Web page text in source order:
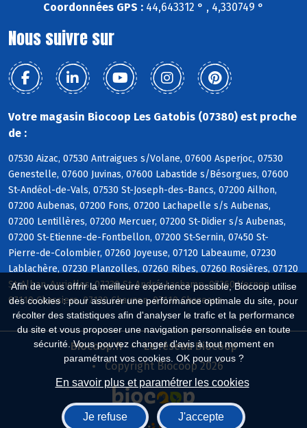
Afin de vous offrir la meilleure expérience possible, Biocoop utilise
des cookies : pour assurer une performance optimale du site, pour
récolter des statistiques afin d'analyser le trafic et la performance
du site et vous proposer une navigation personnalisée en toute
sécurité. Vous pouvez changer d'avis à tout moment en
paramétrant vos cookies. OK pour vous ?
En savoir plus et paramétrer les cookies
Je refuse J'accepte
Coordonnées GPS : 44,643312 ° , 4,330749 °
Nous suivre sur
Votre magasin Biocoop Les Gatobis (07380) est proche
de :
07530 Aizac, 07530 Antraigues s/Volane, 07600 Asperjoc, 07530
Genestelle, 07600 Juvinas, 07600 Labastide s/Bésorgues, 07600
St-Andéol-de-Vals, 07530 St-Joseph-des-Bancs, 07200 Ailhon,
07200 Aubenas, 07200 Fons, 07200 Lachapelle s/s Aubenas,
07200 Lentillères, 07200 Mercuer, 07200 St-Didier s/s Aubenas,
07200 St-Etienne-de-Fontbellon, 07200 St-Sernin, 07450 St-
Pierre-de-Colombier, 07260 Joyeuse, 07120 Labeaume, 07230
Lablachère, 07230 Planzolles, 07260 Ribes, 07260 Rosières, 07120
St-Alban-Auriolles, 07230 St-André-Lachamp, 07260 Vernon,
07110 Chassiers, 07120 Chauzon, 07110 Chazeaux
Biocoop.fr
Le réseau Biocoop
Copyright Biocoop 2026